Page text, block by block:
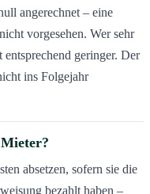
angerechnet – eine
vorgesehen. Wer sehr
geringer. Der
ins Folgejahr
absetzen, sofern sie die
bezahlt haben –